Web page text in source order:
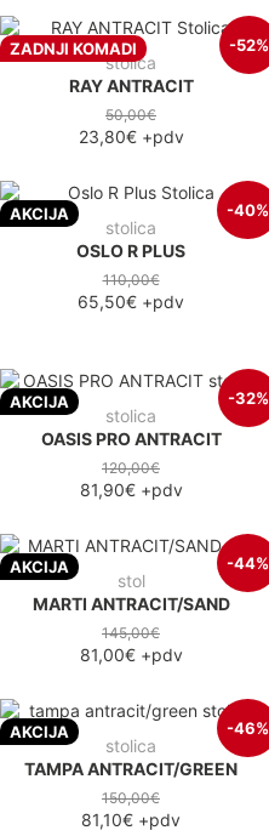
ZADNJI KOMADI -52%
stolica
RAY ANTRACIT
50,00€
23,80€+pdv
AKCIJA -40%
stolica
OSLO R PLUS
110,00€
65,50€ +pdv
AKCIJA -32%
stolica
OASIS PRO ANTRACIT
120,00€
81,90€+pdv
AKCIJA -44%
stol
MARTI ANTRACIT/SAND
145,00€
81,00€+pdv
AKCIJA -46%
stolica
TAMPA ANTRACIT/GREEN
150,00€
81,10€ +pdv